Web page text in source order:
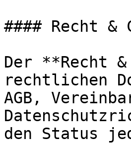
#### Recht &
Der **Recht
rechtlichen
AGB,
den Status